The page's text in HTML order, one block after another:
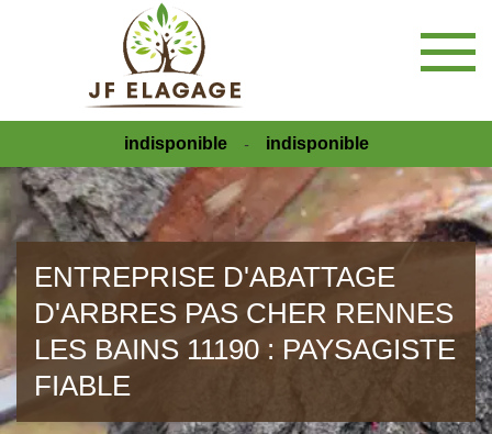
indisponible - indisponible
ENTREPRISE D'ABATTAGE
D'ARBRES PAS CHER RENNES
LES BAINS 11190 : PAYSAGISTE
FIABLE